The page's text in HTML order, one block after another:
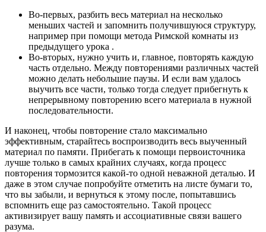
Во-первых, разбить весь материал на несколько
меньших частей и запомнить получившуюся структуру,
например при помощи метода Римской комнаты из
предыдущего урока .
Во-вторых, нужно учить и, главное, повторять каждую
часть отдельно. Между повторениями различных частей
можно делать небольшие паузы. И если вам удалось
выучить все части, только тогда следует прибегнуть к
непрерывному повторению всего материала в нужной
последовательности.
И наконец, чтобы повторение стало максимально
эффективным, старайтесь воспроизводить весь выученный
материал по памяти. Прибегать к помощи первоисточника
лучше только в самых крайних случаях, когда процесс
повторения тормозится какой-то одной неважной деталью. И
даже в этом случае попробуйте отметить на листе бумаги то,
что вы забыли, и вернуться к этому после, попытавшись
вспомнить еще раз самостоятельно. Такой процесс
активизирует вашу память и ассоциативные связи вашего
разума.